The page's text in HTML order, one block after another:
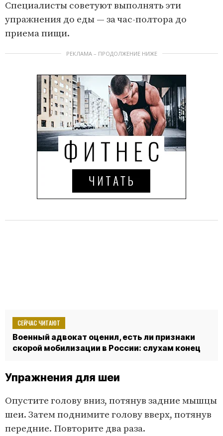
Специалисты советуют выполнять эти
упражнения до еды — за час-полтора до
приема пищи.
РЕКЛАМА – ПРОДОЛЖЕНИЕ НИЖЕ
СЕЙЧАС ЧИТАЮТ
Военный адвокат оценил, есть ли признаки
скорой мобилизации в России: слухам конец
Упражнения для шеи
Опустите голову вниз, потянув задние мышцы
шеи. Затем поднимите голову вверх, потянув
передние. Повторите два раза.